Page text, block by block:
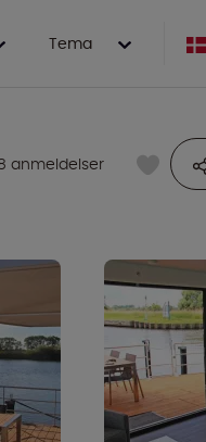
Tema
anmeldelser